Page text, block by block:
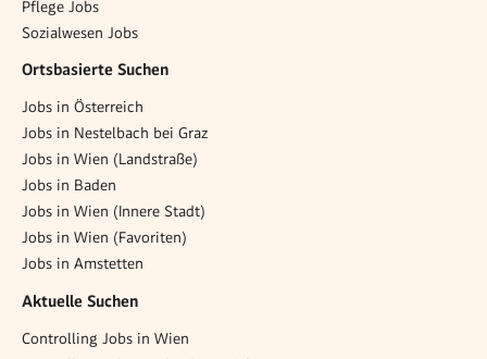
Pflege Jobs
Sozialwesen Jobs
Ortsbasierte Suchen
Jobs in Österreich
Jobs in Nestelbach bei Graz
Jobs in Wien (Landstraße)
Jobs in Baden
Jobs in Wien (Innere Stadt)
Jobs in Wien (Favoriten)
Jobs in Amstetten
Aktuelle Suchen
Controlling Jobs in Wien